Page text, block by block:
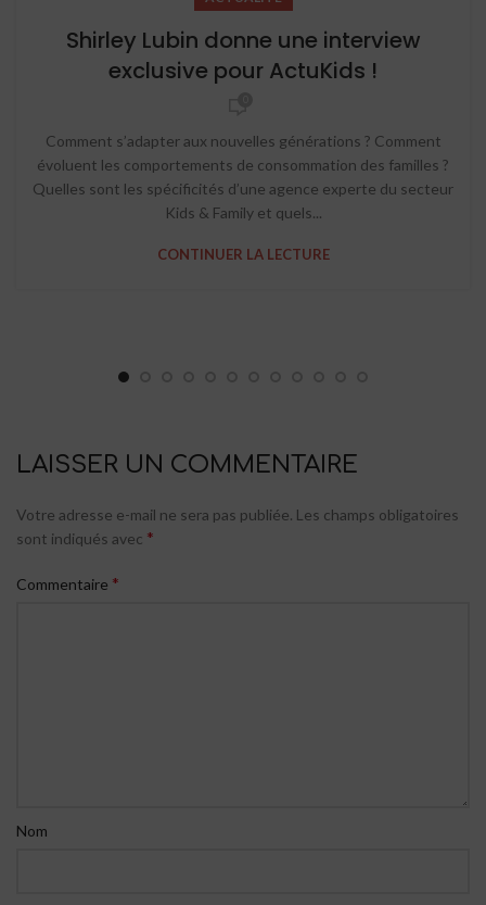
Shirley Lubin donne une interview
exclusive pour ActuKids !
Comment s’adapter aux nouvelles générations ? Comment
évoluent les comportements de consommation des familles ?
Quelles sont les spécificités d’une agence experte du secteur
Kids & Family et quels...
CONTINUER LA LECTURE
LAISSER UN COMMENTAIRE
Votre adresse e-mail ne sera pas publiée. Les champs obligatoires
sont indiqués avec *
Commentaire *
Nom